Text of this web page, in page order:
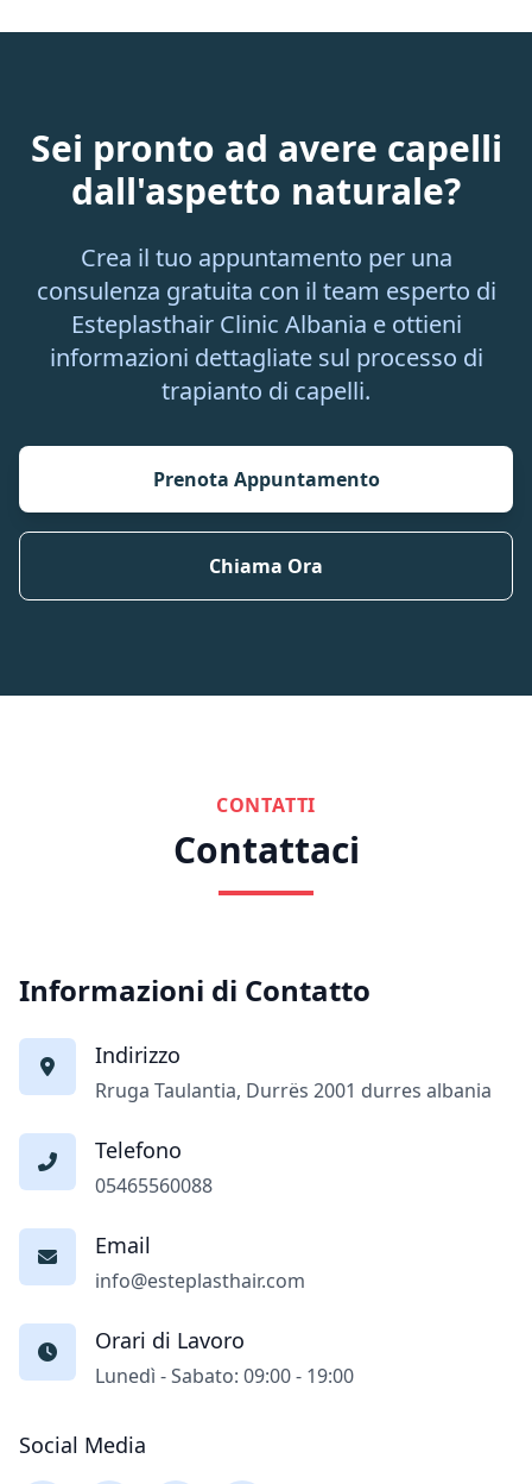
Sei pronto ad avere capelli
dall'aspetto naturale?
Crea il tuo appuntamento per una
consulenza gratuita con il team esperto di
Esteplasthair Clinic Albania e ottieni
informazioni dettagliate sul processo di
trapianto di capelli.
Prenota Appuntamento
Chiama Ora
CONTATTI
Contattaci
Informazioni di Contatto
Indirizzo
Rruga Taulantia, Durrës 2001 durres albania
Telefono
05465560088
Email
info@esteplasthair.com
Orari di Lavoro
Lunedì - Sabato: 09:00 - 19:00
Social Media